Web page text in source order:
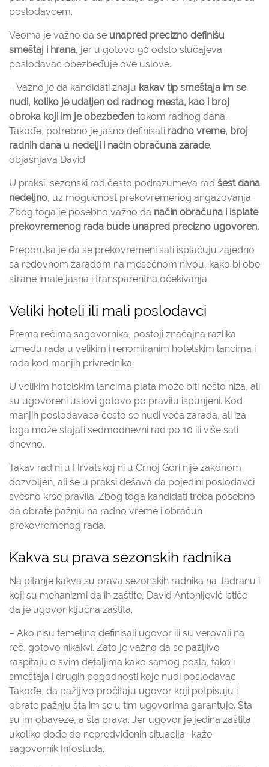
poslodavcem.
Veoma je važno da se unapred precizno definišu
smeštaj i hrana, jer u gotovo 90 odsto slučajeva
poslodavac obezbeđuje ove uslove.
– Važno je da kandidati znaju kakav tip smeštaja im se
nudi, koliko je udaljen od radnog mesta, kao i broj
obroka koji im je obezbeđen tokom radnog dana.
Takođe, potrebno je jasno definisati radno vreme, broj
radnih dana u nedelji i način obračuna zarade,
objašnjava David.
U praksi, sezonski rad često podrazumeva rad šest dana
nedeljno, uz mogućnost prekovremenog angažovanja.
Zbog toga je posebno važno da način obračuna i isplate
prekovremenog rada bude unapred precizno ugovoren.
Preporuka je da se prekovremeni sati isplaćuju zajedno
sa redovnom zaradom na mesečnom nivou, kako bi obe
strane imale jasna i transparentna očekivanja.
Veliki hoteli ili mali poslodavci
Prema rečima sagovornika, postoji značajna razlika
između rada u velikim i renomiranim hotelskim lancima i
rada kod manjih privrednika.
U velikim hotelskim lancima plata može biti nešto niža, ali
su ugovoreni uslovi gotovo po pravilu ispunjeni. Kod
manjih poslodavaca često se nudi veća zarada, ali iza
toga može stajati sedmodnevni rad po 10 ili više sati
dnevno.
Takav rad ni u Hrvatskoj ni u Crnoj Gori nije zakonom
dozvoljen, ali se u praksi dešava da pojedini poslodavci
svesno krše pravila. Zbog toga kandidati treba posebno
da obrate pažnju na radno vreme i obračun
prekovremenog rada.
Kakva su prava sezonskih radnika
Na pitanje kakva su prava sezonskih radnika na Jadranu i
koji su mehanizmi da ih zaštite, David Antonijević ističe
da je ugovor ključna zaštita.
– Ako nisu temeljno definisali ugovor ili su verovali na
reč, gotovo nikakvi. Zato je važno da se pažljivo
raspitaju o svim detaljima kako samog posla, tako i
smeštaja i drugih pogodnosti koje nudi poslodavac.
Takođe, da pažljivo pročitaju ugovor koji potpisuju i
obrate pažnju šta im se u tim ugovorima garantuje. Šta
su im obaveze, a šta prava. Jer ugovor je jedina zaštita
ukoliko dođe do nepredviđenih situacija- kaže
sagovornik Infostuda.